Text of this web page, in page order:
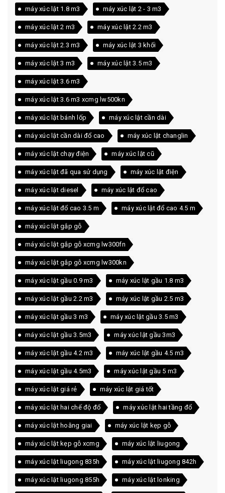
máy xúc lật 1.8 m3 máy xúc lật 2 - 3 m3
máy xúc lật 2 m3 máy xúc lật 2.2 m3
máy xúc lật 2.3 m3 máy xúc lật 3 khối
máy xúc lật 3 m3 máy xúc lật 3.5 m3
máy xúc lật 3.6 m3
máy xúc lật 3.6 m3 xcmg lw500kn
máy xúc lật bánh lốp máy xúc lật cần dài
máy xúc lật cần dài đổ cao máy xúc lật changlin
máy xúc lật chạy điện máy xúc lật cũ
máy xúc lật đã qua sử dụng máy xúc lật điện
máy xúc lật diesel máy xúc lật đổ cao
máy xúc lật đổ cao 3.5 m máy xúc lật đổ cao 4.5 m
máy xúc lật gắp gỗ
máy xúc lật gắp gỗ xcmg lw300fn
máy xúc lật gắp gỗ xcmg lw300kn
máy xúc lật gầu 0.9 m3 máy xúc lật gầu 1.8 m3
máy xúc lật gầu 2.2 m3 máy xúc lật gầu 2.5 m3
máy xúc lật gầu 3 m3 máy xúc lật gầu 3.5 m3
máy xúc lật gầu 3.5m3 máy xúc lật gầu 3m3
máy xúc lật gầu 4.2 m3 máy xúc lật gầu 4.5 m3
máy xúc lật gầu 4.5m3 máy xúc lật gầu 5 m3
máy xúc lật giá rẻ máy xúc lật giá tốt
máy xúc lật hai chế độ đổ máy xúc lật hai tầng đổ
máy xúc lật hoằng giai máy xúc lật kẹp gỗ
máy xúc lật kẹp gỗ xcmg máy xúc lật liugong
máy xúc lật liugong 835h máy xúc lật liugong 842h
máy xúc lật liugong 855h máy xúc lật lonking